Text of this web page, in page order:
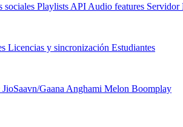
sociales Playlists API Audio features Servidor
Licencias y sincronización Estudiantes
JioSaavn/Gaana Anghami Melon Boomplay